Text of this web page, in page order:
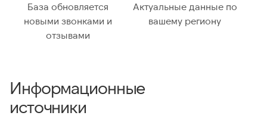
База обновляется
новыми звонками и
отзывами
Актуальные данные по
вашему региону
Информационные
источники